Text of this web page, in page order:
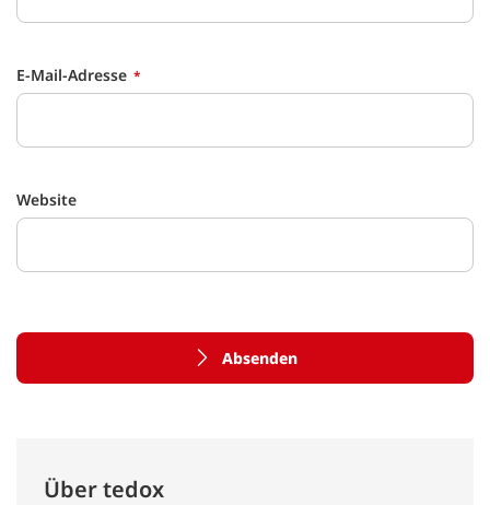
E-Mail-Adresse
Website
Absenden
Über tedox